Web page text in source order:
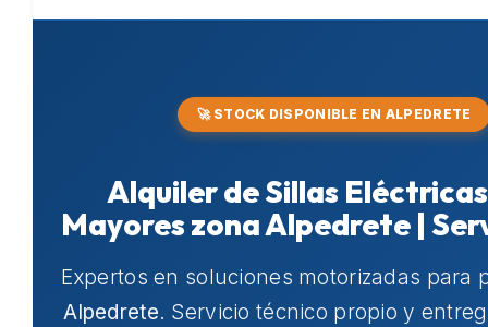
🚀 STOCK DISPONIBLE EN ALPEDRETE
Alquiler de Sillas
Mayores zona Alpedrete |
Expertos en soluciones motorizadas para
Alpedrete. Servicio técnico propio y